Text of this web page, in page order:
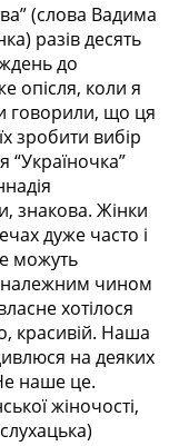
(слова Вадима
разів десять
до
опісля, коли я
говорили, що ця
зробити вибір
“Україночка”
знакова. Жінки
дуже часто і
можуть
належним чином
хотілося
красивій. Наша
на деяких
наше це.
жіночості,